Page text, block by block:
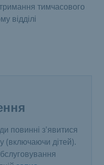
тимчасового
відділі
повинні з'явитися
(включаючи дітей).